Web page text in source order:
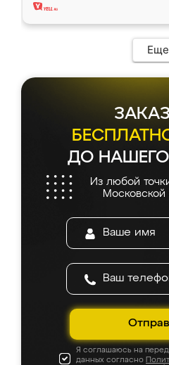
Еще
ДО
Из любой
Московской
Я соглашаюсь на
данных согласно